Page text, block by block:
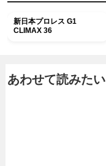
新日本プロレス G1
CLIMAX 36
あわせて読みたい